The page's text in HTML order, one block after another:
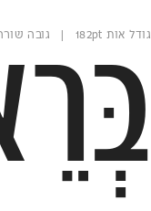
גודל אות 182pt | גובה שורה 128pt | משקל רגיל